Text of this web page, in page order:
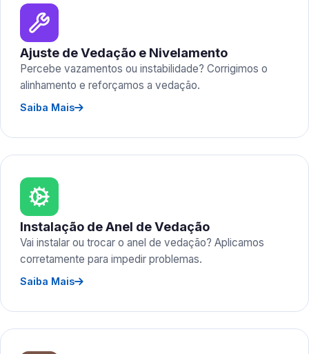
Ajuste de Vedação e Nivelamento
Percebe vazamentos ou instabilidade? Corrigimos o
alinhamento e reforçamos a vedação.
Saiba Mais
Instalação de Anel de Vedação
Vai instalar ou trocar o anel de vedação? Aplicamos
corretamente para impedir problemas.
Saiba Mais